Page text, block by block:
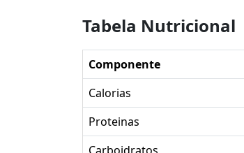
Tabela Nutricional
Componente
Calorias
Proteinas